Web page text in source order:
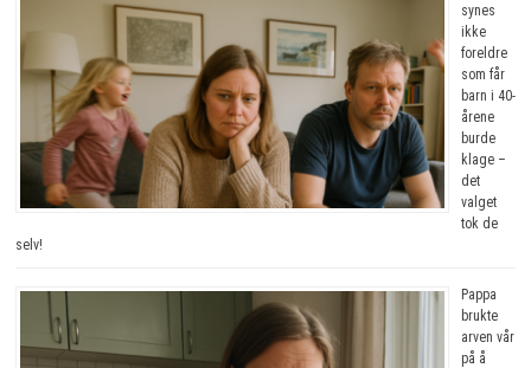
synes
ikke
foreldre
som får
barn i 40-
årene
burde
klage –
det
valget
tok de
selv!
Pappa
brukte
arven vår
på å